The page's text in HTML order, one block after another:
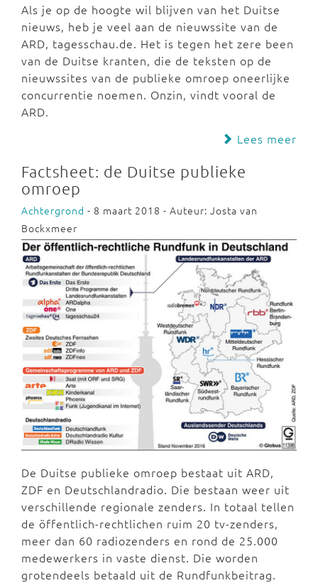
Als je op de hoogte wil blijven van het Duitse
nieuws, heb je veel aan de nieuwssite van de
ARD, tagesschau.de. Het is tegen het zere been
van de Duitse kranten, die de teksten op de
nieuwssites van de publieke omroep oneerlijke
concurrentie noemen. Onzin, vindt vooral de
ARD.
Lees meer
Factsheet: de Duitse publieke
omroep
Achtergrond - 8 maart 2018 - Auteur: Josta van
Bockxmeer
De Duitse publieke omroep bestaat uit ARD,
ZDF en Deutschlandradio. Die bestaan weer uit
verschillende regionale zenders. In totaal tellen
de öffentlich-rechtlichen ruim 20 tv-zenders,
meer dan 60 radiozenders en rond de 25.000
medewerkers in vaste dienst. Die worden
grotendeels betaald uit de Rundfunkbeitrag.